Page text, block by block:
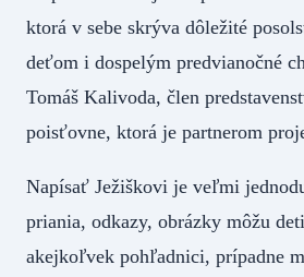
ktorá v sebe skrýva dôležité
deťom i dospelým predvianočné
Tomáš Kalivoda, člen
poisťovne, ktorá je partnerom
Napísať Ježiškovi je veľmi
priania, odkazy, obrázky môžu
akejkoľvek pohľadnici, prípadne